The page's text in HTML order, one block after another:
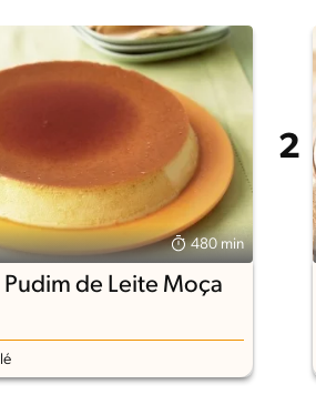
480 min
Pudim de Leite Moça